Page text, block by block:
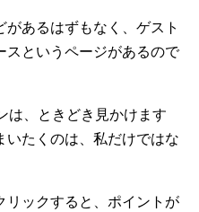
あるはずもなく、ゲスト
スというページがあるので
は、ときどき見かけます
いたくのは、私だけではな
リックすると、ポイントが